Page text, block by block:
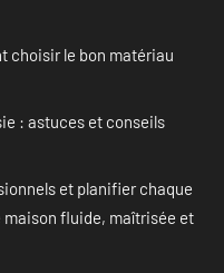
choisir le bon matériau
: astuces et conseils
et planifier chaque
maison fluide, maîtrisée et